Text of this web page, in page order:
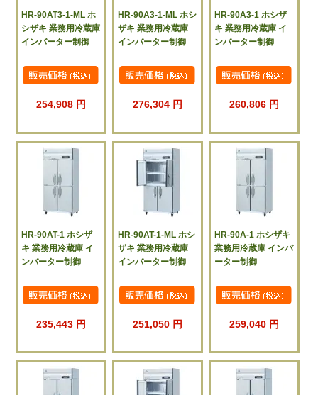
HR-90AT3-1-ML ホ
シザキ 業務用冷蔵庫
インバーター制御
254,908 円
HR-90A3-1-ML ホシ
ザキ 業務用冷蔵庫
インバーター制御
276,304 円
HR-90A3-1 ホシザ
キ 業務用冷蔵庫 イ
ンバーター制御
260,806 円
HR-90AT-1 ホシザ
キ 業務用冷蔵庫 イ
ンバーター制御
235,443 円
HR-90AT-1-ML ホシ
ザキ 業務用冷蔵庫
インバーター制御
251,050 円
HR-90A-1 ホシザキ
業務用冷蔵庫 インバ
ーター制御
259,040 円